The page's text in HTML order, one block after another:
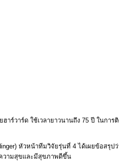
วาร์ด ใช้เวลายาวนานถึง 75 ปี ในการ
หัวหน้าทีมวิจัยรุ่นที่ 4 ได้เผยข้อสรุป
วามสุขและมีสุขภาพดีขึ้น